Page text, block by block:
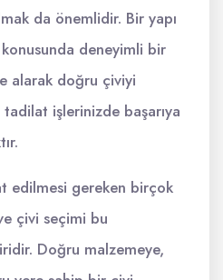
da önemlidir. Bir yapı
deneyimli bir
alarak doğru çiviyi
işlerinizde başarıya
edilmesi gereken birçok
çivi seçimi bu
Doğru malzemeye,